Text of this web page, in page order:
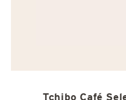
Tchibo Café